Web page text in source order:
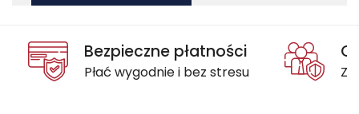
Bezpieczne płatności
Płać wygodnie i bez stresu